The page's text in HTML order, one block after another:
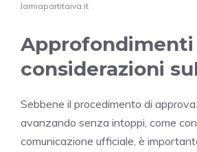
lamiapartitaiva.it
Approfondimenti
considerazioni
Sebbene il procedimento di
avanzando senza intoppi, come
comunicazione ufficiale, è